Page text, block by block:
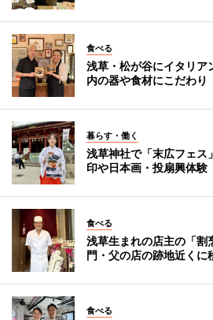
食べる
浅草・松が谷にイタリ
内の器や食材にこだわり
暮らす・働く
浅草神社で「末広フェ
印や日本画・投扇興体験
食べる
浅草生まれの店主の「割
門・父の店の跡地近くに
食べる